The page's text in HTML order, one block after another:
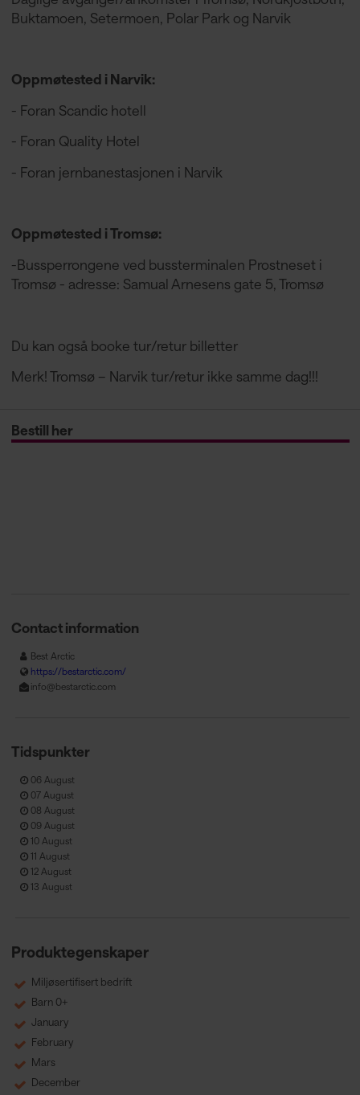
Buktamoen, Setermoen, Polar Park og Narvik
Oppmøtested i Narvik:
- Foran Scandic hotell
- Foran Quality Hotel
- Foran jernbanestasjonen i Narvik
Oppmøtested i Tromsø:
-Bussperrongene ved bussterminalen Prostneset i
Tromsø - adresse: Samual Arnesens gate 5, Tromsø
Du kan også booke tur/retur billetter
Merk! Tromsø – Narvik tur/retur ikke samme dag!!!
Bestill her
Contact information
Best Arctic
https://bestarctic.com/
info@bestarctic.com
Tidspunkter
06 August
07 August
08 August
09 August
10 August
11 August
12 August
13 August
Produktegenskaper
Miljøsertifisert bedrift
Barn 0+
January
February
Mars
December